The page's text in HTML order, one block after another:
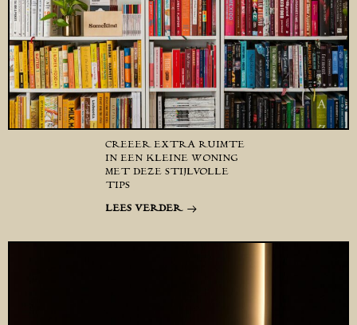
CREËER EXTRA RUIMTE
IN EEN KLEINE WONING
MET DEZE STIJLVOLLE
TIPS
LEES VERDER